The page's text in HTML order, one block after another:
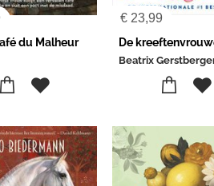
du Malheur
€23,99
De
Beatrix